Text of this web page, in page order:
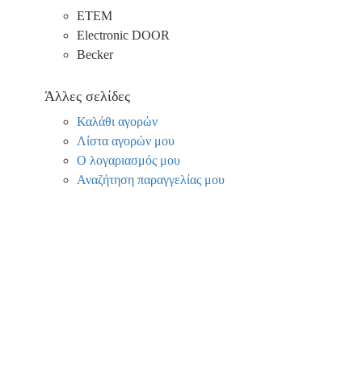
ΕΤΕΜ
Electronic DOOR
Becker
Άλλες σελίδες
Καλάθι αγορών
Λίστα αγορών μου
Ο λογαριασμός μου
Αναζήτηση παραγγελίας μου